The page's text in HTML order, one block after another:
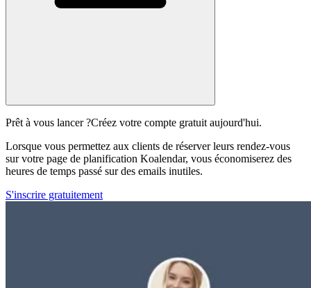
Prêt à vous lancer ?Créez votre compte gratuit aujourd'hui.
Lorsque vous permettez aux clients de réserver leurs rendez-vous
sur votre page de planification Koalendar, vous économiserez des
heures de temps passé sur des emails inutiles.
S'inscrire gratuitement